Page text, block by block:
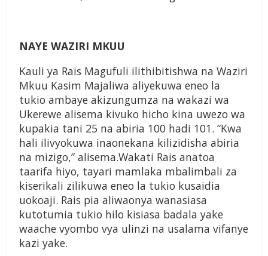
NAYE WAZIRI MKUU
Kauli ya Rais Magufuli ilithibitishwa na Waziri
Mkuu Kasim Majaliwa aliyekuwa eneo la
tukio ambaye akizungumza na wakazi wa
Ukerewe alisema kivuko hicho kina uwezo wa
kupakia tani 25 na abiria 100 hadi 101. “Kwa
hali ilivyokuwa inaonekana kilizidisha abiria
na mizigo,” alisema.Wakati Rais anatoa
taarifa hiyo, tayari mamlaka mbalimbali za
kiserikali zilikuwa eneo la tukio kusaidia
uokoaji. Rais pia aliwaonya wanasiasa
kutotumia tukio hilo kisiasa badala yake
waache vyombo vya ulinzi na usalama vifanye
kazi yake.